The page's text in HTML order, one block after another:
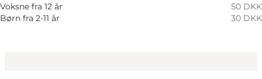
Voksne fra 12 år
50 DKK
Børn fra 2-11 år
30 DKK